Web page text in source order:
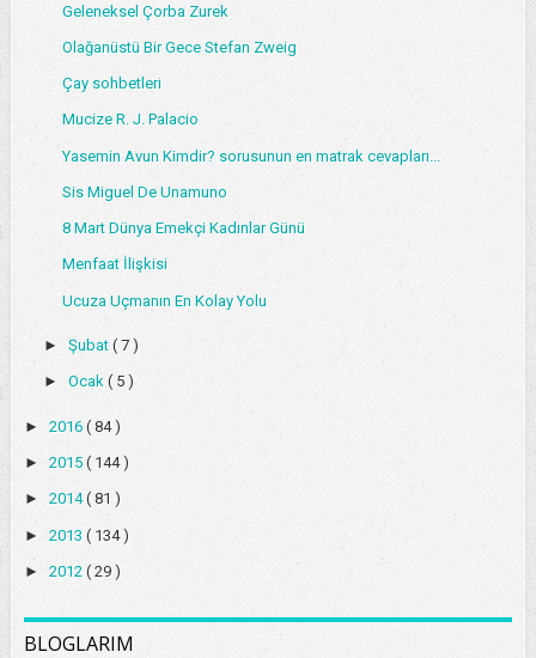
Geleneksel Çorba Zurek
Olağanüstü Bir Gece Stefan Zweig
Çay sohbetleri
Mucize R. J. Palacio
Yasemin Avun Kimdir? sorusunun en matrak cevapları...
Sis Miguel De Unamuno
8 Mart Dünya Emekçi Kadınlar Günü
Menfaat İlişkisi
Ucuza Uçmanın En Kolay Yolu
► Şubat ( 7 )
► Ocak ( 5 )
► 2016 ( 84 )
► 2015 ( 144 )
► 2014( 81 )
► 2013 ( 134 )
► 2012 ( 29 )
BLOGLARIM